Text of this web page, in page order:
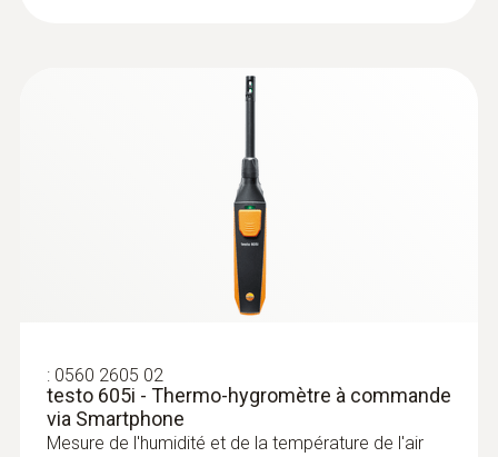
Localiser le parcours des boucles de
Vérifier la présence de scories dans les
Mesurer les températures des
canalisations montantes et descendantes
Localisation d’une rupture de
canalisation
: 0560 2605 02
testo 605i - Thermo-hygromètre à commande
via Smartphone
Mesure de l'humidité et de la température de l'air